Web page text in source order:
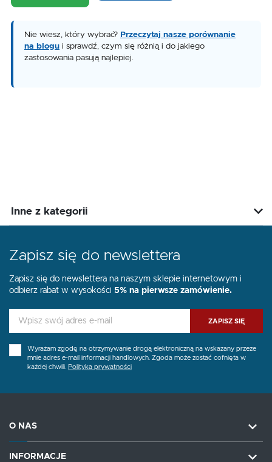
Nie wiesz, który wybrać? Przeczytaj nasze porównanie
na blogu i sprawdź, czym się różnią i do jakiego
zastosowania pasują najlepiej.
Inne z kategorii
Zapisz się do newslettera
Zapisz się do newslettera na naszym sklepie internetowym i
odbierz rabat w wysokości 5% na pierwsze zamówienie.
ZAPISZ SIĘ
Wyrażam zgodę na otrzymywanie drogą elektroniczną na wskazany przeze
mnie adres e-mail informacji handlowych. Zgoda może zostać cofnięta w
każdej chwili. Polityka prywatności
O NAS
INFORMACJE